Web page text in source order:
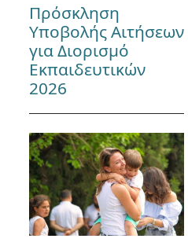
Πρόσκληση
Υποβολής Αιτήσεων
για Διορισμό
Εκπαιδευτικών
2026